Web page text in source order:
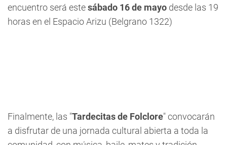
encuentro será estesábado 16 de mayo desde las 19
horas en el Espacio Arizu (Belgrano 1322)
Finalmente, las "Tardecitas de Folclore" convocarán
a disfrutar de una jornada cultural abierta a toda la